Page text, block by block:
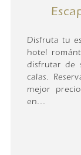
Disfruta tu
hotel
disfrutar de
calas.
mejor
en...